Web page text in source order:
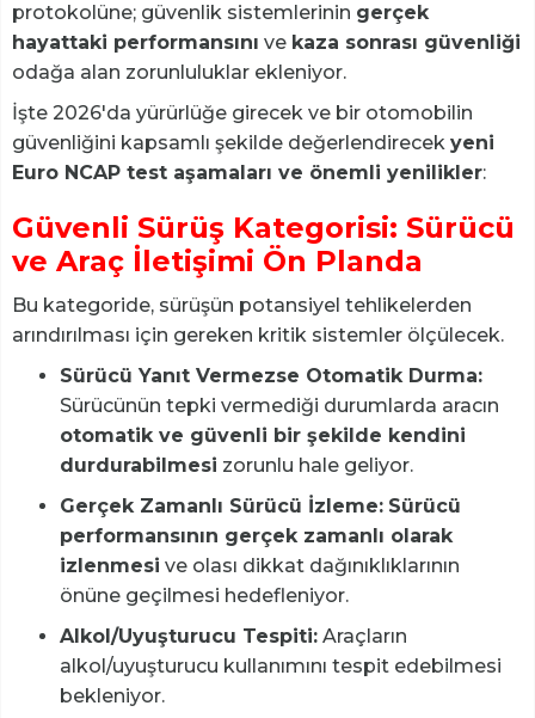
protokolüne; güvenlik sistemlerinin gerçek
hayattaki performansını ve kaza sonrası güvenliği
odağa alan zorunluluklar ekleniyor.
İşte 2026'da yürürlüğe girecek ve bir otomobilin
güvenliğini kapsamlı şekilde değerlendirecek yeni
Euro NCAP test aşamaları ve önemli yenilikler:
Güvenli Sürüş Kategorisi: Sürücü
ve Araç İletişimi Ön Planda
Bu kategoride, sürüşün potansiyel tehlikelerden
arındırılması için gereken kritik sistemler ölçülecek.
Sürücü Yanıt Vermezse Otomatik Durma:
Sürücünün tepki vermediği durumlarda aracın
otomatik ve güvenli bir şekilde kendini
durdurabilmesi zorunlu hale geliyor.
Gerçek Zamanlı Sürücü İzleme: Sürücü
performansının gerçek zamanlı olarak
izlenmesi ve olası dikkat dağınıklıklarının
önüne geçilmesi hedefleniyor.
Alkol/Uyuşturucu Tespiti: Araçların
alkol/uyuşturucu kullanımını tespit edebilmesi
bekleniyor.